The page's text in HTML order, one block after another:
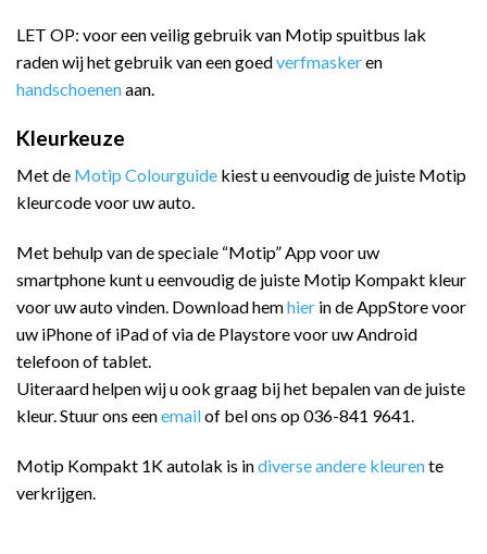
LET OP: voor een veilig gebruik van Motip spuitbus lak
raden wij het gebruik van een goedverfmaskeren
handschoenenaan.
Kleurkeuze
Met de Motip Colourguide kiest u eenvoudig de juiste Motip
kleurcode voor uw auto.
Met behulp van de speciale “Motip” App voor uw
smartphone kunt u eenvoudig de juiste Motip Kompakt kleur
voor uw auto vinden. Download hemhier in de AppStore voor
uw iPhone of iPad of via de Playstore voor uw Android
telefoon of tablet.
Uiteraard helpen wij u ook graag bij het bepalen van de juiste
kleur. Stuur ons eenemailof bel ons op 036-841 9641.
Motip Kompakt 1K autolak is indiverse andere kleurente
verkrijgen.